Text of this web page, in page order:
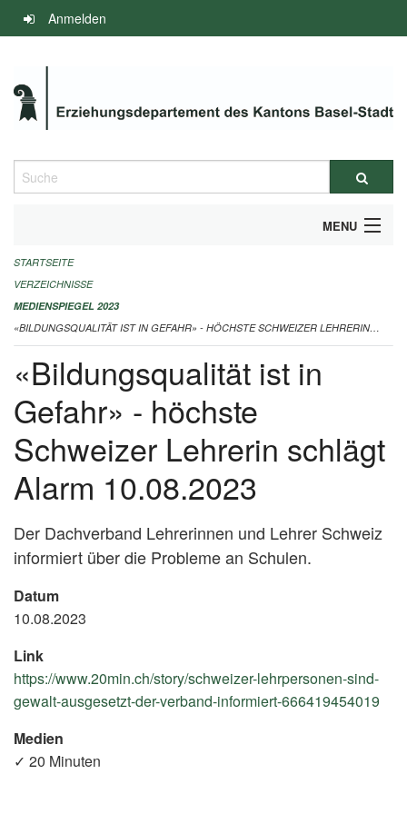
Navigation
überspringen
Anmelden
Suche
MENU
INFOS ZUM ED-MEDIENSPIEGEL
IMPRESSUM
STARTSEITE
VERZEICHNISSE
MEDIENSPIEGEL 2023
«BILDUNGSQUALITÄT IST IN GEFAHR» - HÖCHSTE SCHWEIZER LEHRERIN SCHLÄGT ALARM 10.08.2023
«Bildungsqualität ist in
Gefahr» - höchste
Schweizer Lehrerin schlägt
Alarm 10.08.2023
Der Dachverband Lehrerinnen und Lehrer Schweiz
informiert über die Probleme an Schulen.
Datum
10.08.2023
Link
https://www.20min.ch/story/schweizer-lehrpersonen-sind-
gewalt-ausgesetzt-der-verband-informiert-666419454019
Medien
✓ 20 Minuten